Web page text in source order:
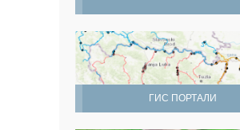
ГИС ПОРТАЛИ